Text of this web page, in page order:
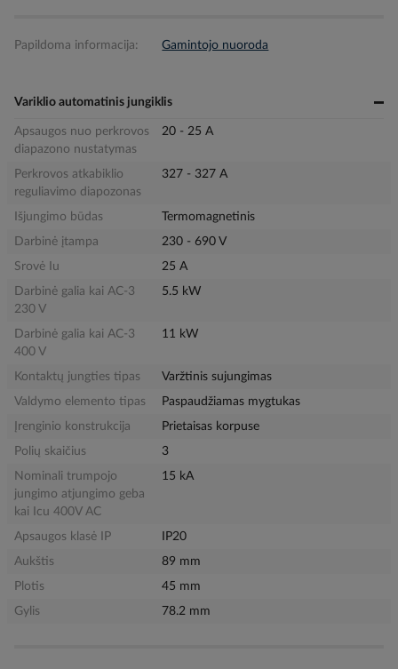
Papildoma informacija: Gamintojo nuoroda
Variklio automatinis jungiklis
Apsaugos nuo perkrovos
diapazono nustatymas
20 - 25 A
Perkrovos atkabiklio
reguliavimo diapozonas
327 - 327 A
Išjungimo būdas
Termomagnetinis
Darbinė įtampa
230 - 690 V
Srovė Iu
25 A
Darbinė galia kai AC-3
230 V
5.5 kW
Darbinė galia kai AC-3
400 V
11 kW
Kontaktų jungties tipas
Varžtinis sujungimas
Valdymo elemento tipas
Paspaudžiamas mygtukas
Įrenginio konstrukcija
Prietaisas korpuse
Polių skaičius
3
Nominali trumpojo
jungimo atjungimo geba
kai Icu 400V AC
15 kA
Apsaugos klasė IP
IP20
Aukštis
89 mm
Plotis
45 mm
Gylis
78.2 mm